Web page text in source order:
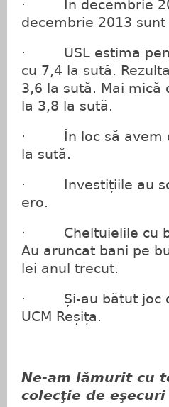
· În decembrie
decembrie 2013
· USL estima
cu 7,4 la sută.
3,6 la sută. Mai mică
la 3,8 la sută.
· În loc să avem
la sută.
· Investițiile au
ero.
· Cheltuielile cu
Au aruncat bani pe
lei anul trecut.
· Și-au bătut joc de
UCM Reșița.
Ne-am lămurit cu
colecţie de eşecuri